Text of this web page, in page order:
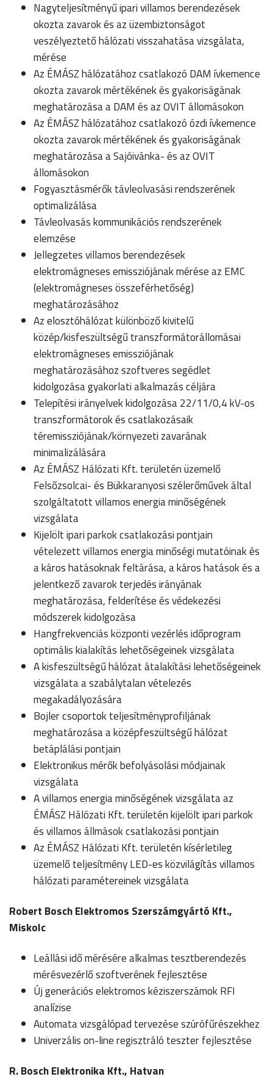
Nagyteljesítményű ipari villamos berendezések
okozta zavarok és az üzembiztonságot
veszélyeztető hálózati visszahatása vizsgálata,
mérése
Az ÉMÁSZ hálózatához csatlakozó DAM ívkemence
okozta zavarok mértékének és gyakoriságának
meghatározása a DAM és az OVIT állomásokon
Az ÉMÁSZ hálózatához csatlakozó ózdi ívkemence
okozta zavarok mértékének és gyakoriságának
meghatározása a Sajóivánka- és az OVIT
állomásokon
Fogyasztásmérők távleolvasási rendszerének
optimalizálása
Távleolvasás kommunikációs rendszerének
elemzése
Jellegzetes villamos berendezések
elektromágneses emissziójának mérése az EMC
(elektromágneses összeférhetőség)
meghatározásához
Az elosztóhálózat különböző kivitelű
közép/kisfeszültségű transzformátorállomásai
elektromágneses emissziójának
meghatározásához szoftveres segédlet
kidolgozása gyakorlati alkalmazás céljára
Telepítési irányelvek kidolgozása 22/11/0,4 kV-os
transzformátorok és csatlakozásaik
téremissziójának/környezeti zavarának
minimalizálására
Az ÉMÁSZ Hálózati Kft. területén üzemelő
Felsőzsolcai- és Bükkaranyosi szélerőművek által
szolgáltatott villamos energia minőségének
vizsgálata
Kijelölt ipari parkok csatlakozási pontjain
vételezett villamos energia minőségi mutatóinak és
a káros hatásoknak feltárása, a káros hatások és a
jelentkező zavarok terjedés irányának
meghatározása, felderítése és védekezési
módszerek kidolgozása
Hangfrekvenciás központi vezérlés időprogram
optimális kialakítás lehetőségeinek vizsgálata
A kisfeszültségű hálózat átalakítási lehetőségeinek
vizsgálata a szabálytalan vételezés
megakadályozására
Bojler csoportok teljesítményprofiljának
meghatározása a középfeszültségű hálózat
betáplálási pontjain
Elektronikus mérők befolyásolási módjainak
vizsgálata
A villamos energia minőségének vizsgálata az
ÉMÁSZ Hálózati Kft. területén kijelölt ipari parkok
és villamos állmások csatlakozási pontjain
Az ÉMÁSZ Hálózati Kft. területén kísérletileg
üzemelő teljesítmény LED-es közvilágítás villamos
hálózati paramétereinek vizsgálata
Robert Bosch Elektromos Szerszámgyártó Kft.,
Miskolc
Leállási idő mérésére alkalmas tesztberendezés
mérésvezérlő szoftverének fejlesztése
Új generációs elektromos kéziszerszámok RFI
analízise
Automata vizsgálópad tervezése szúrófűrészekhez
Univerzális on-line regisztráló teszter fejlesztése
R. Bosch Elektronika Kft., Hatvan